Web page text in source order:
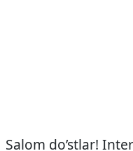
Salom do’stlar!